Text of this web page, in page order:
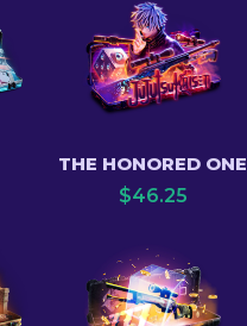
THE HONORED ONE
$46.25